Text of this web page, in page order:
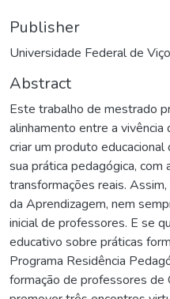
Publisher
Universidade Federal de
Abstract
Este trabalho de mestrado
alinhamento entre a
criar um produto
sua prática pedagógica,
transformações reais.
da Aprendizagem, nem
inicial de professores. E se
educativo sobre práticas
Programa Residência
formação de professores de